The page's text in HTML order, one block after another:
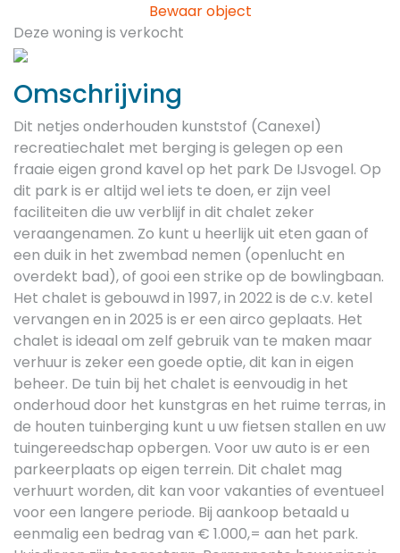
Bewaar object
Deze woning is verkocht
Omschrijving
Dit netjes onderhouden kunststof (Canexel)
recreatiechalet met berging is gelegen op een
fraaie eigen grond kavel op het park De IJsvogel. Op
dit park is er altijd wel iets te doen, er zijn veel
faciliteiten die uw verblijf in dit chalet zeker
veraangenamen. Zo kunt u heerlijk uit eten gaan of
een duik in het zwembad nemen (openlucht en
overdekt bad), of gooi een strike op de bowlingbaan.
Het chalet is gebouwd in 1997, in 2022 is de c.v. ketel
vervangen en in 2025 is er een airco geplaats. Het
chalet is ideaal om zelf gebruik van te maken maar
verhuur is zeker een goede optie, dit kan in eigen
beheer. De tuin bij het chalet is eenvoudig in het
onderhoud door het kunstgras en het ruime terras, in
de houten tuinberging kunt u uw fietsen stallen en uw
tuingereedschap opbergen. Voor uw auto is er een
parkeerplaats op eigen terrein. Dit chalet mag
verhuurt worden, dit kan voor vakanties of eventueel
voor een langere periode. Bij aankoop betaald u
eenmalig een bedrag van € 1.000,= aan het park.